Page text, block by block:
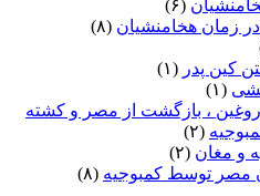
(۶)
زمان هخامنشیان (۸)
کین پدر (۱)
(۱)
، بازگشت از مصر و کشته
(۲)
و مغان (۲)
مصر توسط کمبوجیه (۸)